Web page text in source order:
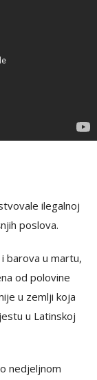
ilegalnoj
poslova.
barova u martu,
od polovine
u zemlji koja
u Latinskoj
nedjeljnom